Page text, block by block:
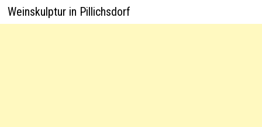
Weinskulptur in Pillichsdorf